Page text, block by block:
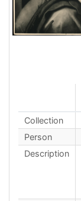
Collection
Person
Description